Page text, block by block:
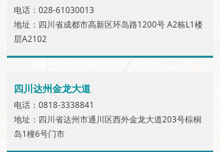
电话：028-61030013
地址：四川省成都市高新区环岛路1200号 A2栋L1楼
层A2102
四川达州金龙大道
电话：0818-3338841
地址：四川省达州市通川区西外金龙大道203号棕榈
岛1橦6号门市